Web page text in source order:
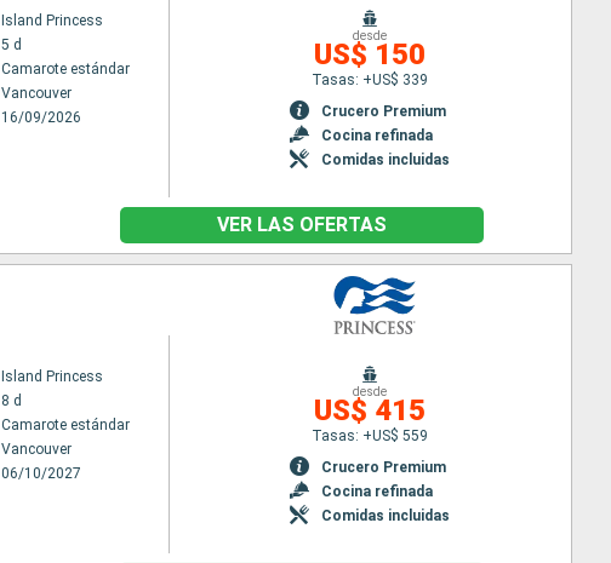
Island Princess
5 d
Camarote estándar
Vancouver
16/09/2026
desde
US$ 150
Tasas: +US$ 339
Crucero Premium
Cocina refinada
Comidas incluidas
VER LAS OFERTAS
Island Princess
8 d
Camarote estándar
Vancouver
06/10/2027
desde
US$ 415
Tasas: +US$ 559
Crucero Premium
Cocina refinada
Comidas incluidas